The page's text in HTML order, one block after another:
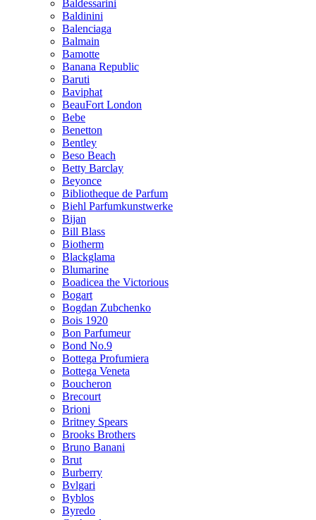
Baldessarini
Baldinini
Balenciaga
Balmain
Bamotte
Banana Republic
Baruti
Baviphat
BeauFort London
Bebe
Benetton
Bentley
Beso Beach
Betty Barclay
Beyonce
Bibliotheque de Parfum
Biehl Parfumkunstwerke
Bijan
Bill Blass
Biotherm
Blackglama
Blumarine
Boadicea the Victorious
Bogart
Bogdan Zubchenko
Bois 1920
Bon Parfumeur
Bond No.9
Bottega Profumiera
Bottega Veneta
Boucheron
Brecourt
Brioni
Britney Spears
Brooks Brothers
Bruno Banani
Brut
Burberry
Bvlgari
Byblos
Byredo